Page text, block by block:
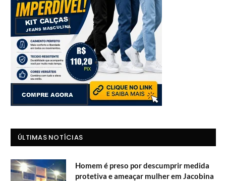
ÚLTIMAS NOTÍCIAS
Homem é preso por descumprir medida
protetiva e ameaçar mulher em Jacobina